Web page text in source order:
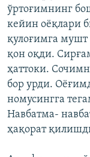
ўртоғимнинг
кейин оëқлари
қулоғимга
қон оқди.
ҳаттоки.
бор урди.
номусингга
Навбатма-
ҳақорат